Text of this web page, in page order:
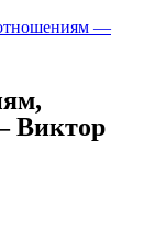
—
Виктор